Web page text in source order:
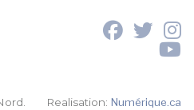
Realisation:Numérique.ca